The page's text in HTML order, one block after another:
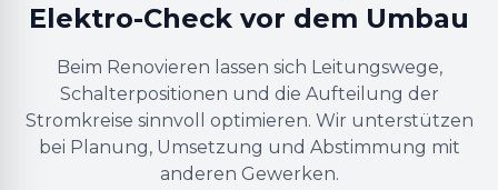
Elektro-Check vor dem Umbau
Beim Renovieren lassen sich Leitungswege,
Schalterpositionen und die Aufteilung der
Stromkreise sinnvoll optimieren. Wir unterstützen
bei Planung, Umsetzung und Abstimmung mit
anderen Gewerken.